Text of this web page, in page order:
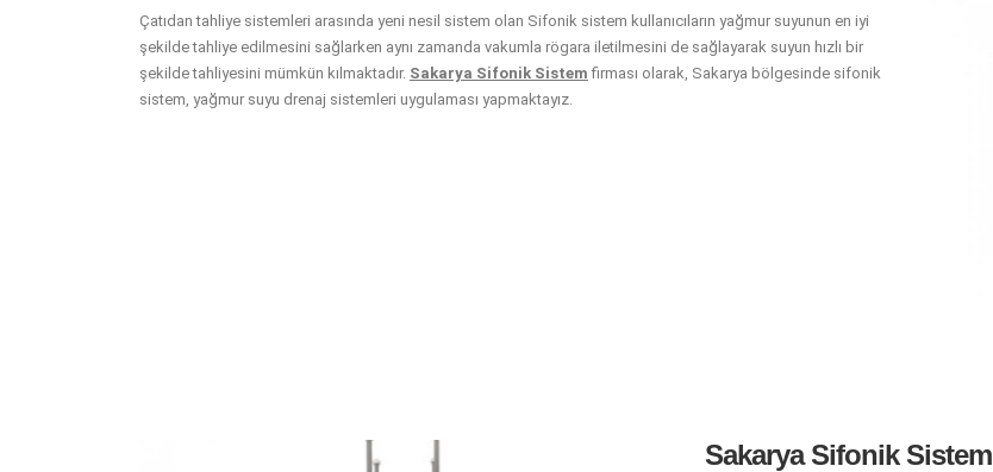
Çatıdan tahliye sistemleri arasında yeni nesil sistem olan Sifonik sistem kullanıcıların yağmur suyunun en iyi
şekilde tahliye edilmesini sağlarken aynı zamanda vakumla rögara iletilmesini de sağlayarak suyun hızlı bir
şekilde tahliyesini mümkün kılmaktadır. Sakarya Sifonik Sistem firması olarak, Sakarya bölgesinde sifonik
sistem, yağmur suyu drenaj sistemleri uygulaması yapmaktayız.
Sakarya Sifonik Sistem